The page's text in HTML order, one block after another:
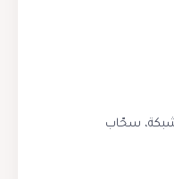
شبكة، سحّاب